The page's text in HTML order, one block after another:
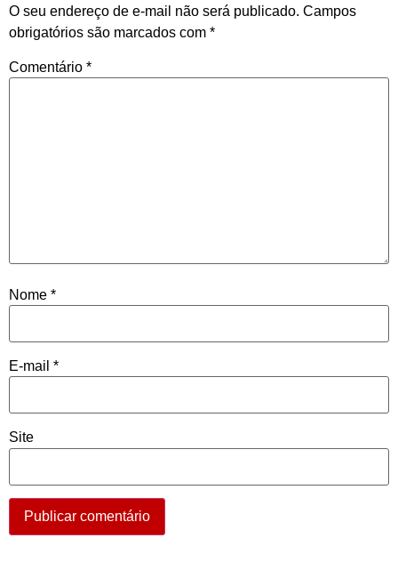
O seu endereço de e-mail não será publicado. Campos
obrigatórios são marcados com *
Comentário *
Nome *
E-mail *
Site